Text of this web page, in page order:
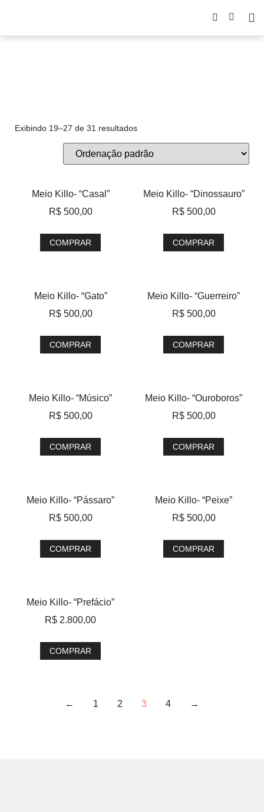
Exibindo 19–27 de 31 resultados
Meio Killo- “Casal”
R$500,00
COMPRAR
Meio Killo- “Dinossauro”
R$500,00
COMPRAR
Meio Killo- “Gato”
R$500,00
COMPRAR
Meio Killo- “Guerreiro”
R$500,00
COMPRAR
Meio Killo- “Músico”
R$500,00
COMPRAR
Meio Killo- “Ouroboros”
R$500,00
COMPRAR
Meio Killo- “Pássaro”
R$500,00
COMPRAR
Meio Killo- “Peixe”
R$500,00
COMPRAR
Meio Killo- “Prefácio”
R$ 2.800,00
COMPRAR
← 1 2 3 4 →